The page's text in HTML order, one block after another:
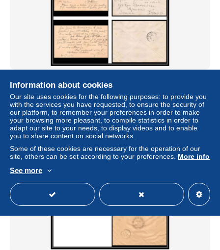
Lettre cover France Guerre Maroc
± US$10.89 €14.50
Status Professional
New
Information about cookies
Our site uses cookies for the following purposes: to provide you
with the services you have requested, to ensure the security of
our platform, to remember your preferences in order to make
your browsing more pleasant, to compile statistics in order to
adapt our site to your needs, to display videos and to enable
you to share content on social networks.
Some of these cookies are necessary for the operation of our
site, others can be set according to your preferences. More info
See more